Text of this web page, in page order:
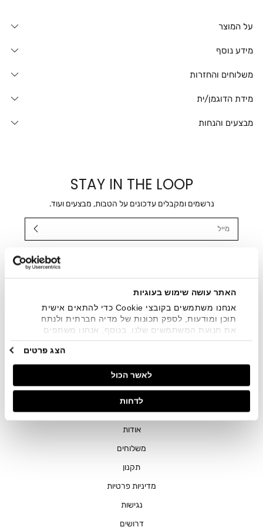
האתר עושה שימוש בעוגיות
אנחנו משתמשים בקובצי Cookie כדי להתאים אישית
תוכן ומודעות, לספק תכונות של מדיה חברתית ולנתח
את תנועת המשתמשים שלנו. בנוסף, אנחנו משתפים
מתחומי המדיה החברתית, הפרסום וניתוח הנתונים.
גורמים אלה עשויים לשלב את הנתונים האלה עם מידע
אחר שסיפקתם או שהם אספו בעקבות השימוש שעשיתם
בשירותים שלהם.
הצג פרטים
לאשר הכול
לדחות
על המוצר
מידע נוסף
משלוחים והחזרות
מידת הדוגמן/ית
מבצעים והנחות
STAY IN THE LOOP
נרשמים ומקבלים עדכונים על הטבות, מבצעים ועוד.
אני מאשר/ת ומסכימ/ה לקבלת דיוור ישיר, הודעות ופרסומים
שיווקיים בכלל פרטי הקשר המצויים בידי החברה ובכלל זה דוא"ל
חנויות
שירות לקוחות
ההזמנות שלי
אודות
משלוחים
תקנון
מדיניות פרטיות
נגישות
דרושים